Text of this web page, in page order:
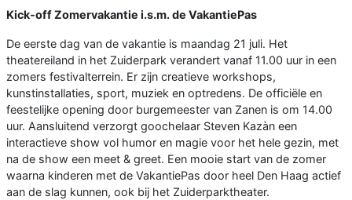
Kick-off Zomervakantie i.s.m. de VakantiePas
De eerste dag van de vakantie is maandag 21 juli. Het
theatereiland in het Zuiderpark verandert vanaf 11.00 uur in een
zomers festivalterrein. Er zijn creatieve workshops,
kunstinstallaties, sport, muziek en optredens. De officiële en
feestelijke opening door burgemeester van Zanen is om 14.00
uur. Aansluitend verzorgt goochelaar Steven Kazàn een
interactieve show vol humor en magie voor het hele gezin, met
na de show een meet & greet. Een mooie start van de zomer
waarna kinderen met de VakantiePas door heel Den Haag actief
aan de slag kunnen, ook bij het Zuiderparktheater.